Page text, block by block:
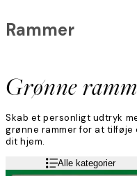
Grønne
Rammer
Skab et personligt udtryk
grønne rammer for at
dit hjem.
Alle kategorier